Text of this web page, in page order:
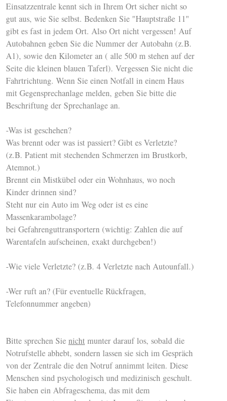
Einsatzzentrale kennt sich in Ihrem Ort sicher nicht so
gut aus, wie Sie selbst. Bedenken Sie "Hauptstraße 11"
gibt es fast in jedem Ort. Also Ort nicht vergessen! Auf
Autobahnen geben Sie die Nummer der Autobahn (z.B.
A1), sowie den Kilometer an ( alle 500 m stehen auf der
Seite die kleinen blauen Taferl). Vergessen Sie nicht die
Fahrtrichtung. Wenn Sie einen Notfall in einem Haus
mit Gegensprechanlage melden, geben Sie bitte die
Beschriftung der Sprechanlage an.
-Was ist geschehen?
Was brennt oder was ist passiert? Gibt es Verletzte?
(z.B. Patient mit stechenden Schmerzen im Brustkorb,
Atemnot.)
Brennt ein Mistkübel oder ein Wohnhaus, wo noch
Kinder drinnen sind?
Steht nur ein Auto im Weg oder ist es eine
Massenkarambolage?
bei Gefahrenguttransportern (wichtig: Zahlen die auf
Warentafeln aufscheinen, exakt durchgeben!)
-Wie viele Verletzte? (z.B. 4 Verletzte nach Autounfall.)
-Wer ruft an? (Für eventuelle Rückfragen,
Telefonnummer angeben)
Bitte sprechen Sie nicht munter darauf los, sobald die
Notrufstelle abhebt, sondern lassen sie sich im Gespräch
von der Zentrale die den Notruf annimmt leiten. Diese
Menschen sind psychologisch und medizinisch geschult.
Sie haben ein Abfrageschema, das mit dem